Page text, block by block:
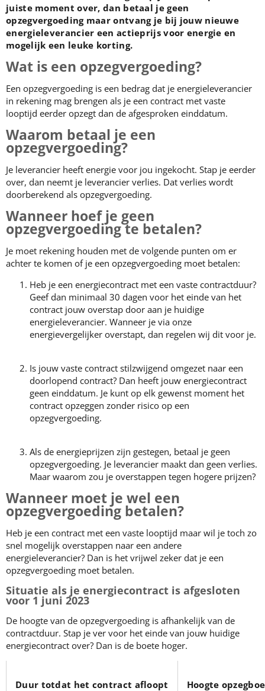
juiste moment over, dan betaal je geen
opzegvergoeding maar ontvang je bij jouw nieuwe
energieleverancier een actieprijs voor energie en
mogelijk een leuke korting.
Wat is een opzegvergoeding?
Een opzegvergoeding is een bedrag dat je energieleverancier
in rekening mag brengen als je een contract met vaste
looptijd eerder opzegt dan de afgesproken einddatum.
Waarom betaal je een
opzegvergoeding?
Je leverancier heeft energie voor jou ingekocht. Stap je eerder
over, dan neemt je leverancier verlies. Dat verlies wordt
doorberekend als opzegvergoeding.
Wanneer hoef je geen
opzegvergoeding te betalen?
Je moet rekening houden met de volgende punten om er
achter te komen of je een opzegvergoeding moet betalen:
Heb je een energiecontract met een vaste contractduur?
Geef dan minimaal 30 dagen voor het einde van het
contract jouw overstap door aan je huidige
energieleverancier. Wanneer je via onze
energievergelijker overstapt, dan regelen wij dit voor je.
Is jouw vaste contract stilzwijgend omgezet naar een
doorlopend contract? Dan heeft jouw energiecontract
geen einddatum. Je kunt op elk gewenst moment het
contract opzeggen zonder risico op een
opzegvergoeding.
Als de energieprijzen zijn gestegen, betaal je geen
opzegvergoeding. Je leverancier maakt dan geen verlies.
Maar waarom zou je overstappen tegen hogere prijzen?
Wanneer moet je wel een
opzegvergoeding betalen?
Heb je een contract met een vaste looptijd maar wil je toch zo
snel mogelijk overstappen naar een andere
energieleverancier? Dan is het vrijwel zeker dat je een
opzegvergoeding moet betalen.
Situatie als je energiecontract is afgesloten
voor 1 juni 2023
De hoogte van de opzegvergoeding is afhankelijk van de
contractduur. Stap je ver voor het einde van jouw huidige
energiecontract over? Dan is de boete hoger.
Duur totdat het contract afloopt Hoogte